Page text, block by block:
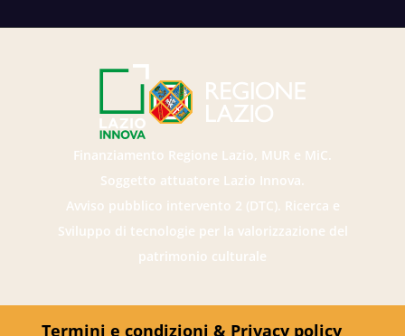
Finanziamento Regione Lazio, MUR e MiC.
Soggetto attuatore Lazio Innova.
Avviso pubblico intervento 2 (DTC). Ricerca e
Sviluppo di tecnologie per la valorizzazione del
patrimonio culturale
Termini e condizioni & Privacy policy